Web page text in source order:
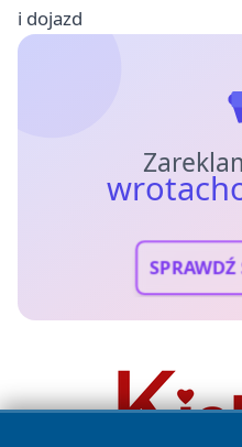
i dojazd
SPRAWDŹ